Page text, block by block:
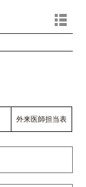
外来医師担当表